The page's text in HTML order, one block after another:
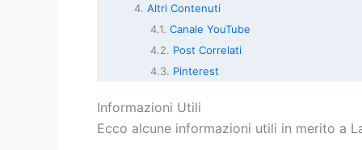
Altri Contenuti
Canale YouTube
Post Correlati
Pinterest
Informazioni Utili
Ecco alcune informazioni utili in merito a